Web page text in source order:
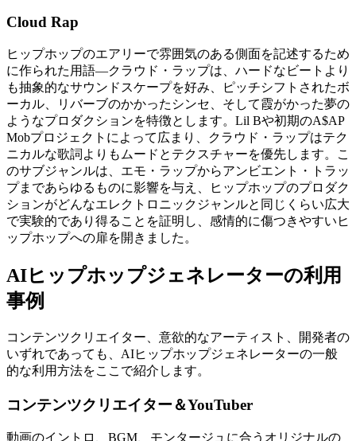
Cloud Rap
ヒップホップのエアリーで雰囲気のある側面を記述するため
に作られた用語—クラウド・ラップは、ハードなビートより
も抽象的なサウンドスケープを好み、ピッチシフトされたボ
ーカル、リバーブのかかったシンセ、そして霞がかった夢の
ようなプロダクションを特徴とします。Lil Bや初期のA$AP
Mobプロジェクトによって広まり、クラウド・ラップはテク
ニカルな歌詞よりもムードとテクスチャーを優先します。こ
のサブジャンルは、エモ・ラップからアンビエント・トラッ
プまであらゆるものに影響を与え、ヒップホップのプロダク
ションがどんなエレクトロニックジャンルと同じくらい広大
で実験的であり得ることを証明し、感情的に傷つきやすいヒ
ップホップへの扉を開きました。
AIヒップホップジェネレーターの利用
事例
コンテンツクリエイター、意欲的なアーティスト、開発者の
いずれであっても、AIヒップホップジェネレーターの一般
的な利用方法をここで紹介します。
コンテンツクリエイター＆YouTuber
動画のイントロ、BGM、モンタージュに合うオリジナルの